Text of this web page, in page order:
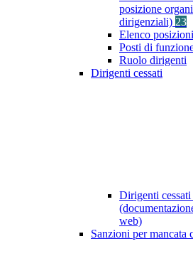
posizione
dirigenziali) 23
Elenco
Posti di
Ruolo dirigenti
Dirigenti cessati
Dirigenti
web)
Sanzioni per mancata